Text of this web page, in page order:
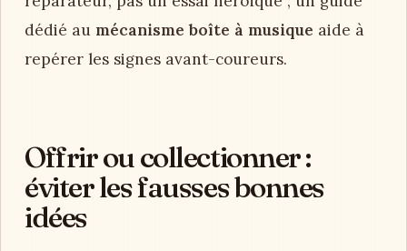
dédié au mécanisme boîte à musique aide à
repérer les signes avant-coureurs.
Offrir ou collectionner :
éviter les fausses bonnes
idées